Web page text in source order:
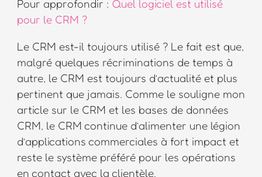
Pour approfondir : Quel logiciel est utilisé
pour le CRM ?
Le CRM est-il toujours utilisé ? Le fait est que,
malgré quelques récriminations de temps à
autre, le CRM est toujours d’actualité et plus
pertinent que jamais. Comme le souligne mon
article sur le CRM et les bases de données
CRM, le CRM continue d’alimenter une légion
d’applications commerciales à fort impact et
reste le système préféré pour les opérations
en contact avec la clientèle.